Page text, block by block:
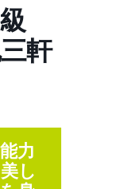
軒
力
し